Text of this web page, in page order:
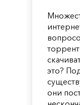
это?
они